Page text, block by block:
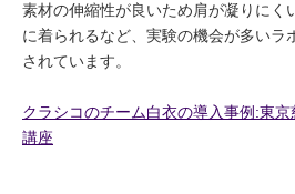
素材の伸縮性が良いため肩が凝りにく
に着られるなど、実験の機会が多いラ
されています。
クラシコのチーム白衣の導入事例:東
講座